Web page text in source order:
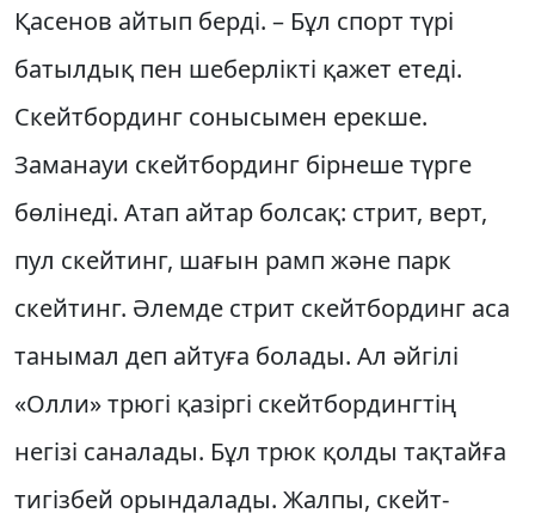
Қасенов айтып берді. – Бұл спорт түрі
батылдық пен шеберлікті қажет етеді.
Скейт­бор­динг сонысымен ерекше.
Заманауи скейтбординг бірнеше түрге
бөлінеді. Атап айтар болсақ: стрит, верт,
пул скейтинг, шағын рамп және парк
скейтинг. Әлемде стрит скейтбординг аса
танымал деп айтуға болады. Ал әйгілі
«Олли» трюгі қазіргі скейт­бордингтің
негізі саналады. Бұл трюк қолды тақтайға
тигізбей орындалады. Жалпы, скейт­